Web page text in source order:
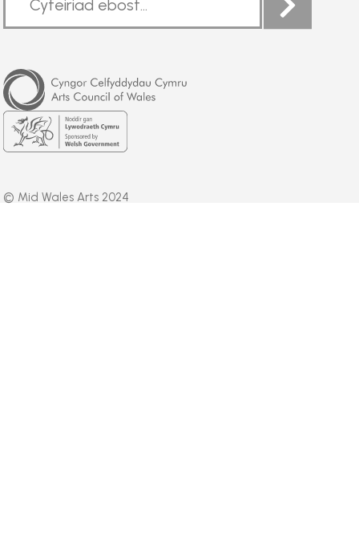
Arts
Council
of
Wales
Welsh
Government
© Mid Wales Arts 2024